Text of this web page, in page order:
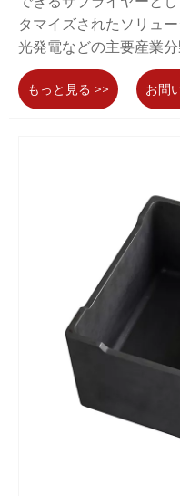
タマイズされたソリュ
光発電などの主要産業
もっと見る >> お問